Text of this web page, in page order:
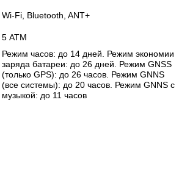
Wi-Fi Bluetooth ANT+
5 АТМ
Режим часов: до 14 дней. Режим экономии
заряда батареи: до 26 дней. Режим GNSS
(только GPS): до 26 часов. Режим GNNS
(все системы): до 20 часов. Режим GNNS с
музыкой: до 11 часов